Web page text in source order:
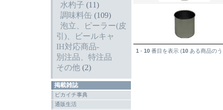
水杓子 (11)
調味料缶 (109)
泡立、ピーラー(皮
引)、ビールキャ
IH対応商品-
別注品、特注品
その他 (2)
掲載雑誌
ピカイチ事典
通販生活
1 - 10 番目を表示 (10 ある商品の